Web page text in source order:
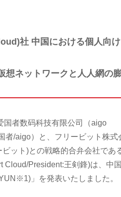
社 中国における個人向け
想ネットワークと人人網の
国者数码科技有限公司（aigo
者/aigo）と、フリービット株式
ット)との戦略的合弁会社であ
President:王剣鋒)は、中国
」を発表いたしました。